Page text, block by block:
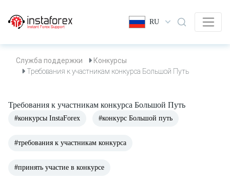
RU
Служба поддержки
Конкурсы
Требования к участникам конкурса Большой Путь
Требования к участникам конкурса Большой Путь
#конкурсы InstaForex #конкурс Большой путь
#требования к участникам конкурса
#принять участие в конкурсе